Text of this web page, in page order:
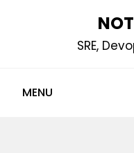
SRE,
MENU